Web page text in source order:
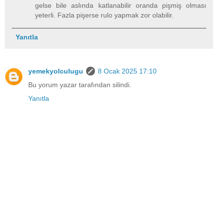
gelse bile aslında katlanabilir oranda pişmiş olması
yeterli. Fazla pişerse rulo yapmak zor olabilir.
Yanıtla
yemekyolculugu
8 Ocak 2025 17:10
Bu yorum yazar tarafından silindi.
Yanıtla